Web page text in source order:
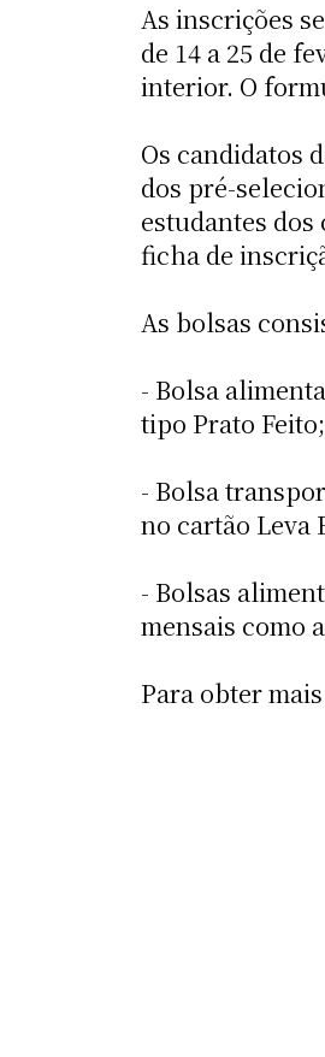
As inscrições
de 14 a 25 de
interior. O
Os candidatos
dos pré-
estudantes
ficha de
As bolsas
- Bolsa
tipo Prato Feito;
- Bolsa
no cartão Leva
- Bolsas
mensais como
Para obter